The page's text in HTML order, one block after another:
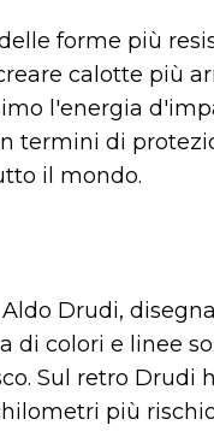
forme più
calotte più
l'energia
termini di
il mondo.
Drudi,
di colori e linee
Sul retro Drudi
più